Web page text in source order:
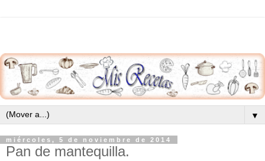
▼
miércoles, 5 de noviembre de 2014
Pan de mantequilla.